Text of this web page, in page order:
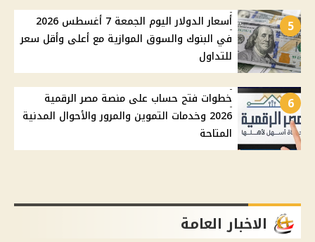
5
أسعار الدولار اليوم الجمعة 7 أغسطس 2026
في البنوك والسوق الموازية مع أعلى وأقل سعر
للتداول
6
خطوات فتح حساب على منصة مصر الرقمية
2026 وخدمات التموين والمرور والأحوال المدنية
المتاحة
الاخبار العامة